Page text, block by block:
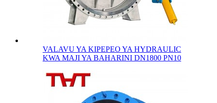
VALAVU YA KIPEPEO YA HYDRAULIC
KWA MAJI YA BAHARINI DN1800 PN10